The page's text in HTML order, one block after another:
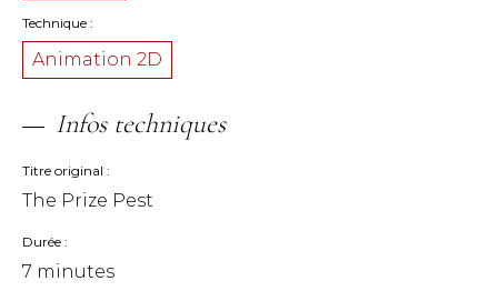
Technique
Animation 2D
Infos techniques
Titre original
The Prize Pest
Durée
7 minutes